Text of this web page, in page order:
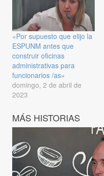
«Por supuesto que elijo la
ESPUNM antes que
construir oficinas
administrativas para
funcionarios /as»
domingo, 2 de abril de
2023
MÁS HISTORIAS